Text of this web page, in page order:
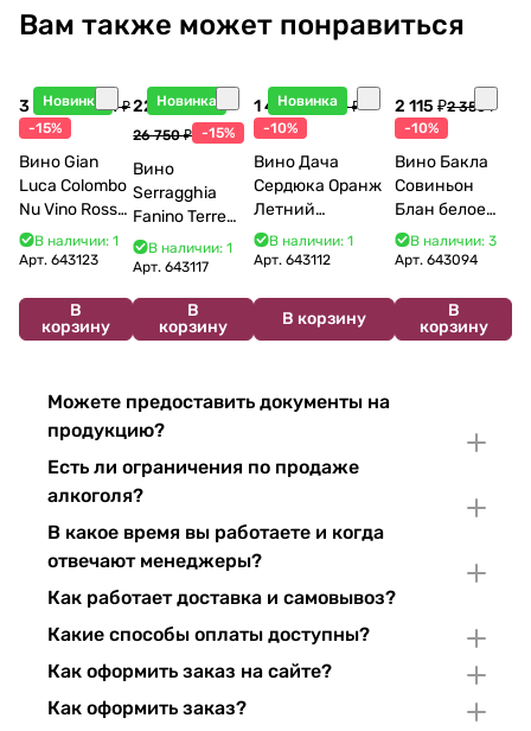
Вам также может понравиться
Новинка
3 998 ₽4 704 ₽
-15%
Вино Gian
Luca Colombo
Nu Vino Rosso
2025 750 мл
В наличии: 1
Арт. 643123
В
корзину
Новинка
22 738 ₽
26 750 ₽ -15%
Вино
Serragghia
Fanino Terre
Siciliane IGP
2022 750 мл
В наличии: 1
Арт.643117
В
корзину
Новинка
1 440 ₽1 600 ₽
-10%
Вино Дача
Сердюка Оранж
Летний
Сибирьковый
2024 750 мл
В наличии: 1
Арт. 643112
В корзину
2 115 ₽2 350 ₽
-10%
Вино Бакла
Совиньон
Блан белое
сухое 750 мл
12%
В наличии: 3
Арт.643094
В
корзину
Можете предоставить документы на
продукцию?
Есть ли ограничения по продаже
алкоголя?
В какое время вы работаете и когда
отвечают менеджеры?
Как работает доставка и самовывоз?
Какие способы оплаты доступны?
Как оформить заказ на сайте?
Как оформить заказ?